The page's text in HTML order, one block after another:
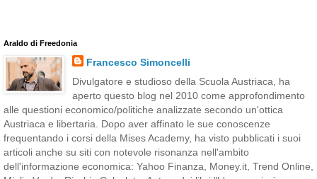
Araldo di Freedonia
Francesco Simoncelli
Divulgatore e studioso della Scuola Austriaca, ha
aperto questo blog nel 2010 come approfondimento
alle questioni economico/politiche analizzate secondo un'ottica
Austriaca e libertaria. Dopo aver affinato le sue conoscenze
frequentando i corsi della Mises Academy, ha visto pubblicati i suoi
articoli anche su siti con notevole risonanza nell'ambito
dell'informazione economica: Yahoo Finanza, Money.it, Trend Online,